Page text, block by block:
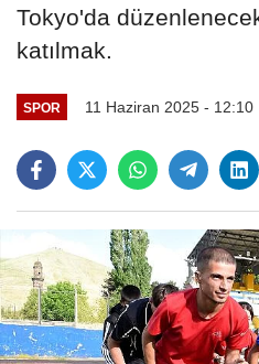
Tokyo'da
katılmak.
SPOR 11 Haziran 2025 - 12:10